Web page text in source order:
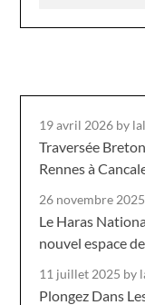
19 avril 2026 by
Traversée
Rennes à
26 novembre 2025
Le Haras
nouvel espace
11 juillet 2025 by
Plongez Dans